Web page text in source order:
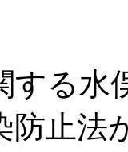
する水
防止法